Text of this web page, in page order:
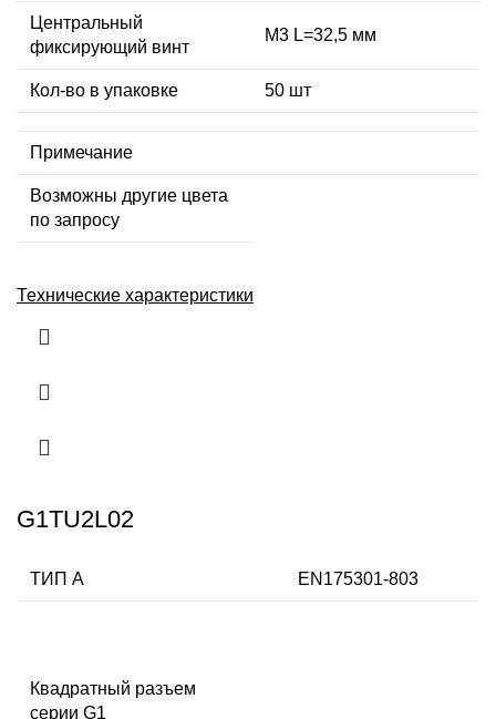
Центральный
фиксирующий винт
М3 L=32,5 мм
Кол-во в упаковке 50 шт
Примечание
Возможны другие цвета
по запросу
Технические характеристики
G1TU2L02
ТИП А EN175301-803
Квадратный разъем
серии G1